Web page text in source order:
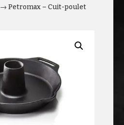
→ Petromax – Cuit-poulet